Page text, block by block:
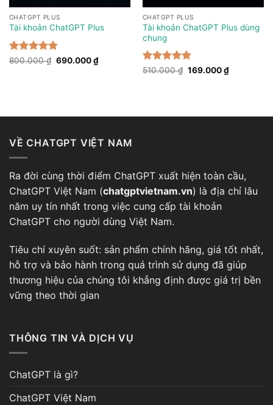
CHATGPT PLUS
Tài khoản ChatGPT Plus
Được xếp
800.000₫ Giá
690.000₫Giá
hiện
CHATGPT PLUS
Tài khoản ChatGPT Plus dùng
chung
Được xếp
510.000₫ Giá
169.000₫Giá
hiện
VỀ CHATGPT VIỆT NAM
Ra đời cùng thời điểm ChatGPT xuất hiện toàn cầu,
ChatGPT Việt Nam (chatgptvietnam.vn) là địa chỉ lâu
năm uy tín nhất trong việc cung cấp tài khoản
ChatGPT cho người dùng Việt Nam.
Tiêu chí xuyên suốt: sản phẩm chính hãng, giá tốt nhất,
hỗ trợ và bảo hành trong quá trình sử dụng đã giúp
thương hiệu của chúng tôi khẳng định được giá trị bền
vững theo thời gian
THÔNG TIN VÀ DỊCH VỤ
ChatGPT là gì?
ChatGPT Việt Nam